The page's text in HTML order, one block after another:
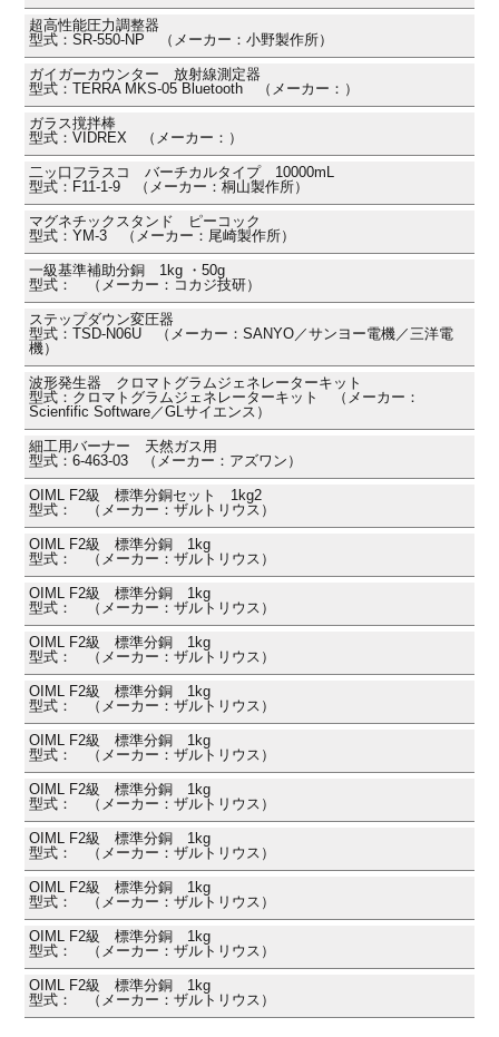
超高性能圧力調整器
型式：SR-550-NP （メーカー：小野製作所）
ガイガーカウンター 放射線測定器
型式：TERRA MKS-05 Bluetooth （メーカー：）
ガラス撹拌棒
型式：VIDREX （メーカー：）
二ッ口フラスコ バーチカルタイプ 10000mL
型式：F11-1-9 （メーカー：桐山製作所）
マグネチックスタンド ピーコック
型式：YM-3 （メーカー：尾崎製作所）
一級基準補助分銅 1kg ・50g
型式： （メーカー：コカジ技研）
ステップダウン変圧器
型式：TSD-N06U （メーカー：SANYO／サンヨー電機／三洋電
機）
波形発生器 クロマトグラムジェネレーターキット
型式：クロマトグラムジェネレーターキット （メーカー：
Scienfific Software／GLサイエンス）
細工用バーナー 天然ガス用
型式：6-463-03 （メーカー：アズワン）
OIML F2級 標準分銅セット 1kg2
型式： （メーカー：ザルトリウス）
OIML F2級 標準分銅 1kg
型式： （メーカー：ザルトリウス）
OIML F2級 標準分銅 1kg
型式： （メーカー：ザルトリウス）
OIML F2級 標準分銅 1kg
型式： （メーカー：ザルトリウス）
OIML F2級 標準分銅 1kg
型式： （メーカー：ザルトリウス）
OIML F2級 標準分銅 1kg
型式： （メーカー：ザルトリウス）
OIML F2級 標準分銅 1kg
型式： （メーカー：ザルトリウス）
OIML F2級 標準分銅 1kg
型式： （メーカー：ザルトリウス）
OIML F2級 標準分銅 1kg
型式： （メーカー：ザルトリウス）
OIML F2級 標準分銅 1kg
型式： （メーカー：ザルトリウス）
OIML F2級 標準分銅 1kg
型式： （メーカー：ザルトリウス）